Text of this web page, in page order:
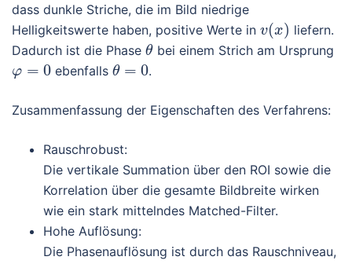
dass dunkle Striche, die im Bild niedrige
Helligkeitswerte haben, positive Werte in v(x) liefern.
Dadurch ist die Phase θbei einem Strich am Ursprung
φ = 0 ebenfallsθ = 0.
Zusammenfassung der Eigenschaften des Verfahrens:
Rauschrobust:
Die vertikale Summation über den ROI sowie die
Korrelation über die gesamte Bildbreite wirken
wie ein stark mittelndes Matched-Filter.
Hohe Auflösung:
Die Phasenauflösung ist durch das Rauschniveau,